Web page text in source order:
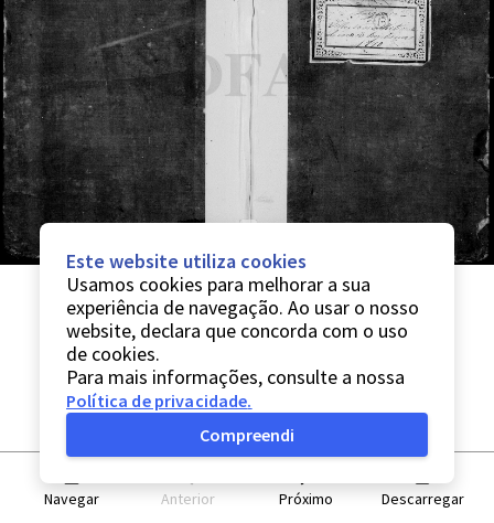
Navegar Anterior Próximo Descarregar
Este website utiliza cookies
Usamos cookies para melhorar a sua
experiência de navegação. Ao usar o nosso
website, declara que concorda com o uso
de cookies.
Para mais informações, consulte a nossa
Política de privacidade.
Compreendi